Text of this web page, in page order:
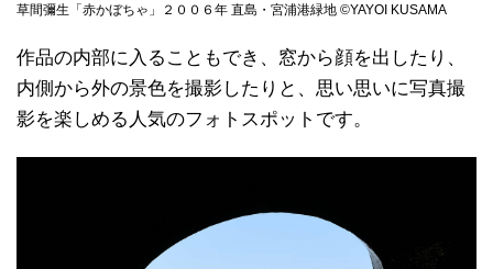
草間彌生「赤かぼちゃ」２００６年 直島・宮浦港緑地 ©YAYOI KUSAMA
作品の内部に入ることもでき、窓から顔を出したり、
内側から外の景色を撮影したりと、思い思いに写真撮
影を楽しめる人気のフォトスポットです。